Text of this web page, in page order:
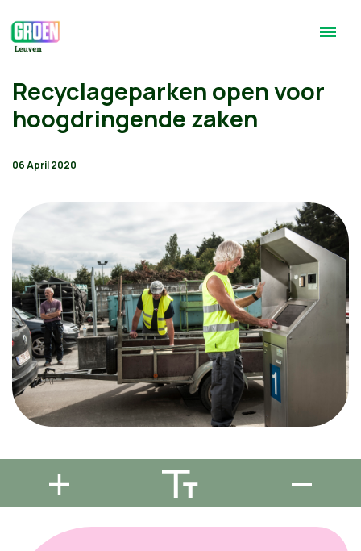
Recyclageparken open voor
hoogdringende zaken
06 April 2020